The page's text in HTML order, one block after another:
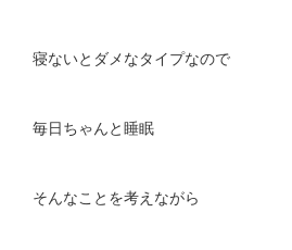
寝ないとダメなタイプなので
毎日ちゃんと睡眠
そんなことを考えながら